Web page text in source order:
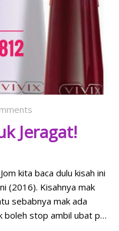
Jeragat!
kita baca dulu kisah ini
(2016). Kisahnya mak
sebabnya mak ada
boleh stop ambil ubat p…